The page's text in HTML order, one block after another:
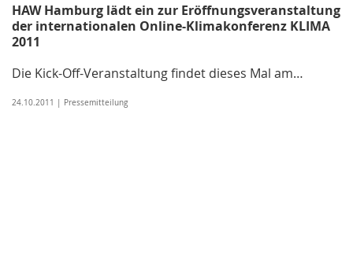
HAW Hamburg lädt ein zur Eröffnungsveranstaltung
der internationalen Online-Klimakonferenz KLIMA
2011
Die Kick-Off-Veranstaltung findet dieses Mal am…
24.10.2011 | Pressemitteilung